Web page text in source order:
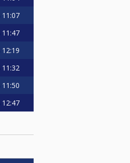
11:07
11:47
12:19
11:32
11:50
12:47